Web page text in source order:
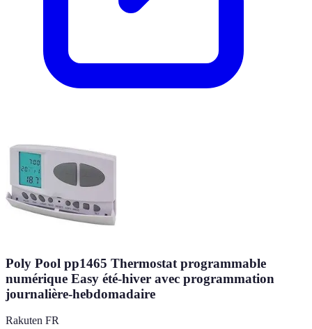
Poly Pool pp1465 Thermostat programmable
numérique Easy été-hiver avec programmation
journalière-hebdomadaire
Rakuten FR